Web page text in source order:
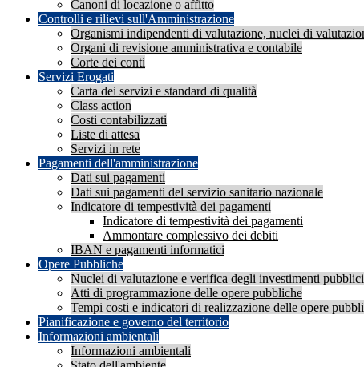
Canoni di locazione o affitto
Controlli e rilievi sull'Amministrazione
Organismi indipendenti di valutazione, nuclei di
Organi di revisione amministrativa e contabile
Corte dei conti
Servizi Erogati
Carta dei servizi e standard di qualità
Class action
Costi contabilizzati
Liste di attesa
Servizi in rete
Pagamenti dell'amministrazione
Dati sui pagamenti
Dati sui pagamenti del servizio sanitario nazionale
Indicatore di tempestività dei pagamenti
Indicatore di tempestività dei pagamenti
Ammontare complessivo dei debiti
IBAN e pagamenti informatici
Opere Pubbliche
Nuclei di valutazione e verifica degli investimenti pubblici
Atti di programmazione delle opere pubbliche
Tempi costi e indicatori di realizzazione delle opere
Pianificazione e governo del territorio
Informazioni ambientali
Informazioni ambientali